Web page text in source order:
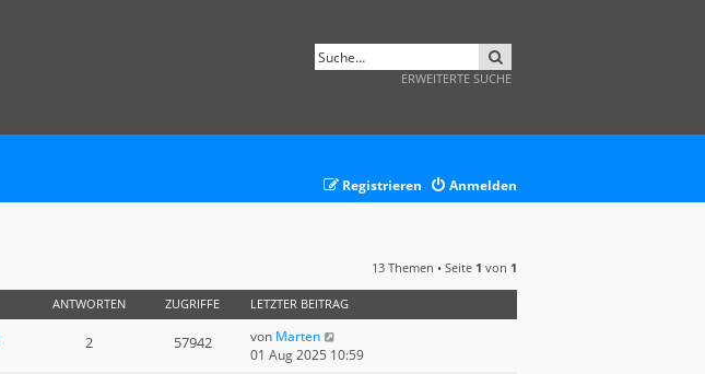
ERWEITERTE SUCHE
Anmelden
Registrieren
13 Themen • Seite 1 von 1
ANTWORTEN ZUGRIFFE LETZTER BEITRAG
2 57942 von Marten
01 Aug 2025 10:59